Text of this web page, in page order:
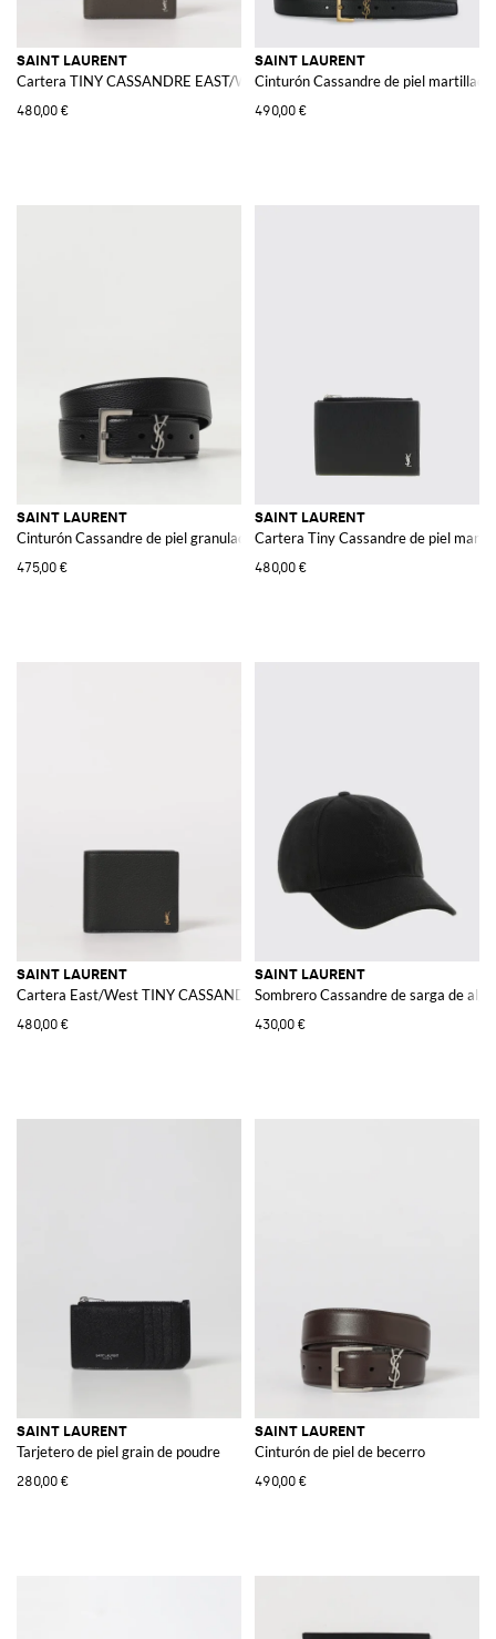
SAINT LAURENT
Cartera TINY CASSANDRE EAST/WEST de piel granulada
480,00 €
SAINT LAURENT
Cinturón Cassandre de piel martillada
490,00 €
SAINT LAURENT
Cinturón Cassandre de piel granulada
475,00 €
SAINT LAURENT
Cartera Tiny Cassandre de piel
480,00 €
SAINT LAURENT
Cartera East/West TINY CASSANDRE
480,00 €
SAINT LAURENT
Sombrero Cassandre de sarga de
430,00 €
SAINT LAURENT
Tarjetero de piel grain de poudre
280,00 €
SAINT LAURENT
Cinturón de piel de becerro
490,00 €